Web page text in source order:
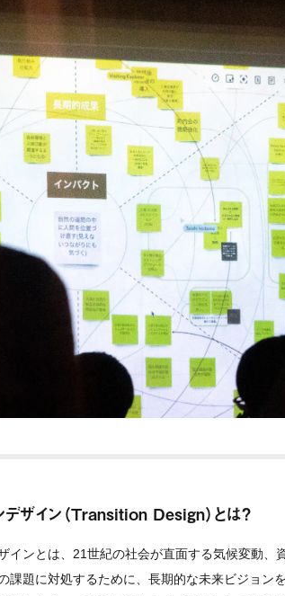
デザイン（Transition Design）とは？
インとは、21世紀の社会が直面する気候変動
課題に対処するために、長期的な未来ビジョン